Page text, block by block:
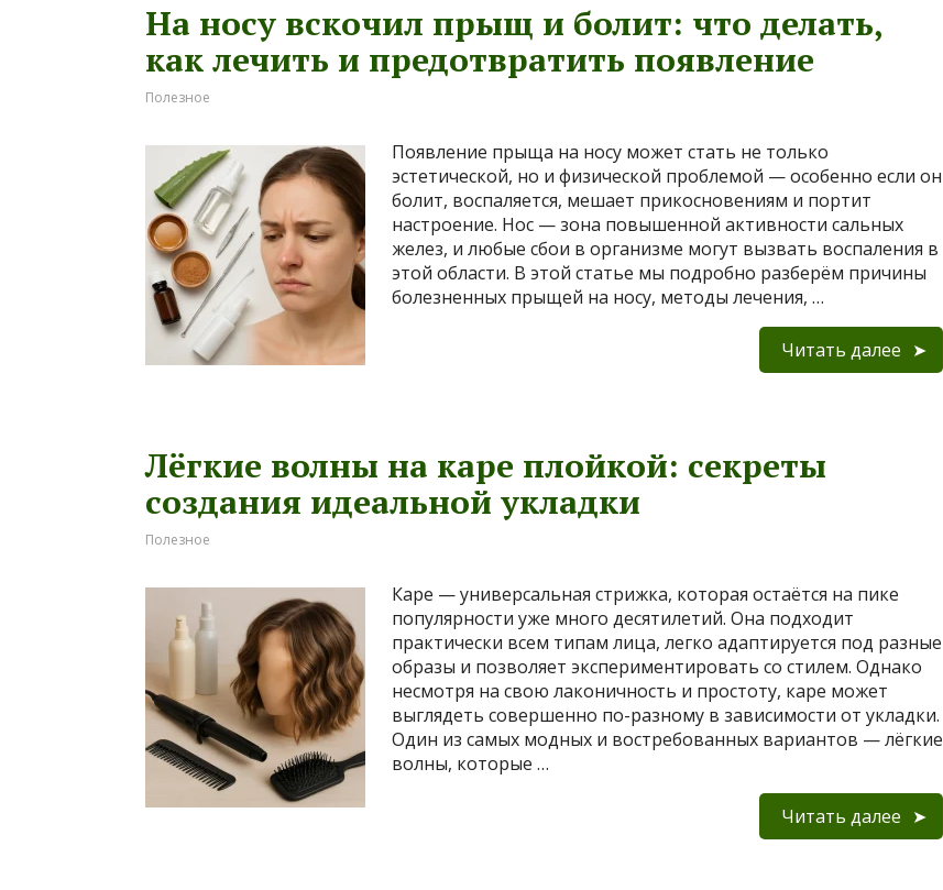
На носу вскочил прыщ и болит: что делать,
как лечить и предотвратить появление
Полезное
Появление прыща на носу может стать не только
эстетической, но и физической проблемой — особенно если он
болит, воспаляется, мешает прикосновениям и портит
настроение. Нос — зона повышенной активности сальных
желез, и любые сбои в организме могут вызвать воспаления в
этой области. В этой статье мы подробно разберём причины
болезненных прыщей на носу, методы лечения, …
Читать далее
Лёгкие волны на каре плойкой: секреты
создания идеальной укладки
Полезное
Каре — универсальная стрижка, которая остаётся на пике
популярности уже много десятилетий. Она подходит
практически всем типам лица, легко адаптируется под разные
образы и позволяет экспериментировать со стилем. Однако
несмотря на свою лаконичность и простоту, каре может
выглядеть совершенно по-разному в зависимости от укладки.
Один из самых модных и востребованных вариантов — лёгкие
волны, которые …
Читать далее